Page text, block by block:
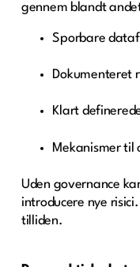
gennem blandt
Sporbare
Dokumenteret
Klart
Mekanismer til
Uden governance
introducere nye
tilliden.